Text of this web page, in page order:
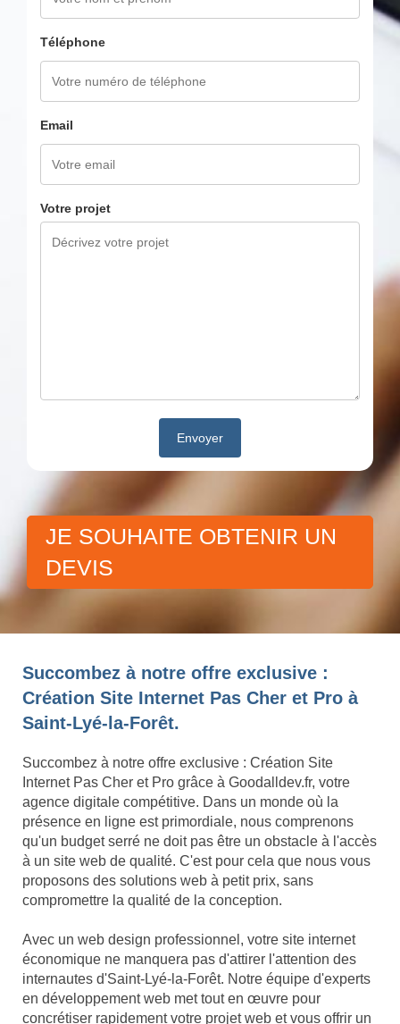
Téléphone
Email
Votre projet
JE SOUHAITE OBTENIR UN
DEVIS
Succombez à notre offre exclusive :
Création Site Internet Pas Cher et Pro à
Saint-Lyé-la-Forêt.
Succombez à notre offre exclusive : Création Site
Internet Pas Cher et Pro grâce à Goodalldev.fr, votre
agence digitale compétitive. Dans un monde où la
présence en ligne est primordiale, nous comprenons
qu'un budget serré ne doit pas être un obstacle à l'accès
à un site web de qualité. C'est pour cela que nous vous
proposons des solutions web à petit prix, sans
compromettre la qualité de la conception.
Avec un web design professionnel, votre site internet
économique ne manquera pas d'attirer l'attention des
internautes d'Saint-Lyé-la-Forêt. Notre équipe d'experts
en développement web met tout en œuvre pour
concrétiser rapidement votre projet web et vous offrir un